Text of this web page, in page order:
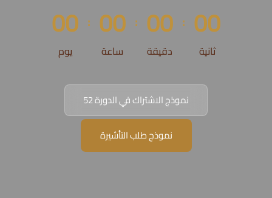
00
يوم
: 00
ساعة
: 00
دقيقة
: 00
ثانية
نموذج الاشتراك في الدورة 52
نموذج طلب التأشيرة